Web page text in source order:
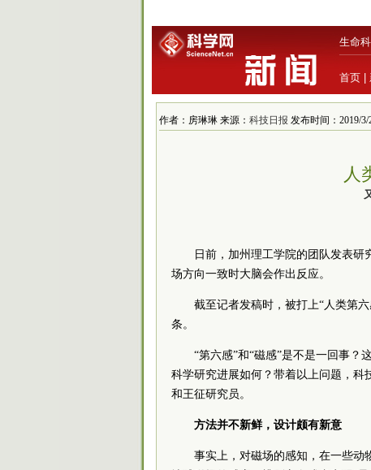
生命
首页
作者：房琳琳 来源： 科技日报 发布时间：2019/3/
人
日前，加州理工学院的团队发表
场方向一致时大脑会作出反应。
截至记者发稿时，被打上“人类第
条。
“第六感”和“磁感”是不是一回事？
科学研究进展如何？带着以上问题，科
和王征研究员。
方法并不新鲜，设计颇有新意
事实上，对磁场的感知，在一些动